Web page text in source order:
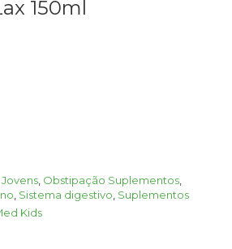
150ml
Obstipação Suplementos
Sistema digestivo Suplementos
Kids